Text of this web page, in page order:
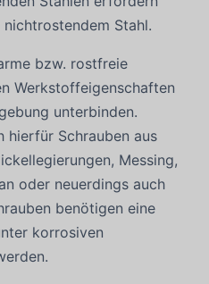
Stahl.
bzw. rostfreie
Werkstoffeigenschaften
unterbinden.
hierfür Schrauben aus
Messing,
oder neuerdings auch
benötigen eine
korrosiven